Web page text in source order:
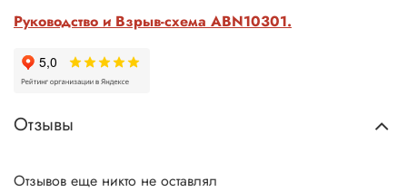
Руководство и Взрыв-схема ABN10301.
Отзывы
Отзывов еще никто не оставлял